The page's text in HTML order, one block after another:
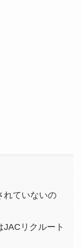
れていないの
リクルート